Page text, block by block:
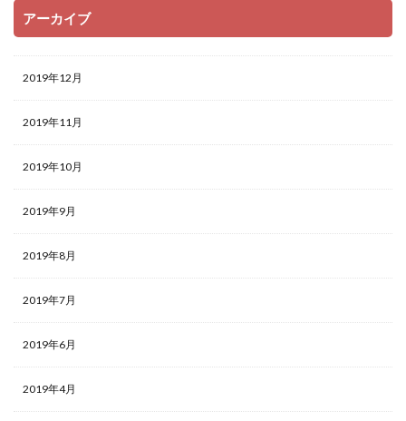
アーカイブ
2019年12月
2019年11月
2019年10月
2019年9月
2019年8月
2019年7月
2019年6月
2019年4月